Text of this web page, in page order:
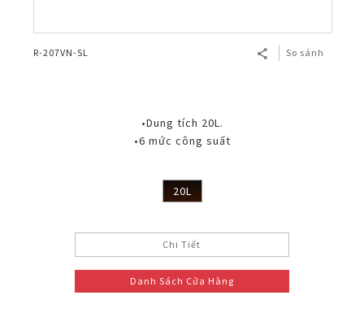
R-207VN-SL So sánh
•Dung tích 20L.
•6 mức công suất
20L
Chi Tiết
Danh Sách Cửa Hàng